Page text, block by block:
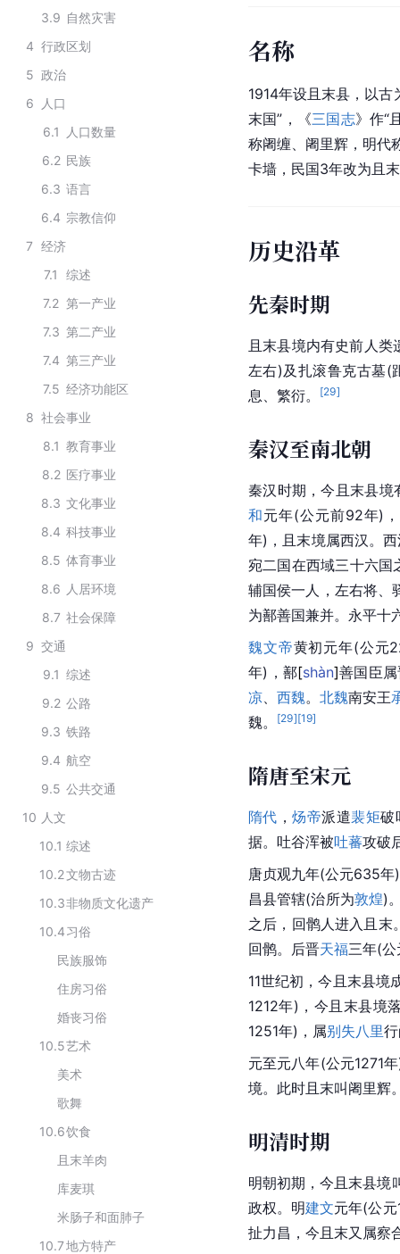
3.9 自然灾害
4 行政区划
5 政治
6
人口
6.1
人口数量
6.2 民族
6.3 语言
6.4 宗教信仰
7 经济
7.1
综述
7.2 第一产业
7.3 第二产业
7.4 第三产业
7.5 经济功能区
8 社会事业
8.1 教育事业
8.2 医疗事业
8.3 文化事业
8.4 科技事业
8.5 体育事业
8.6 人居环境
8.7 社会保障
9 交通
9.1 综述
9.2 公路
9.3 铁路
9.4 航空
9.5 公共交通
10 人文
10.1 综述
10.2文物古迹
10.3非物质文化遗产
10.4习俗
民族服饰
住房习俗
婚丧习俗
10.5艺术
美术
歌舞
10.6饮食
且末羊肉
库麦琪
米肠子和面肺子
10.7地方特产
名称
1914年设且末县，以
末国”，《三国志》作“
称阇缠、阇里辉，明代
卡墙，民国3年改为且
历史沿革
先秦时期
且末县境内有史前人类
左右)及扎滚鲁克古墓(
息、繁衍。
[29]
秦汉至南北朝
秦汉 时期，今且末县
和元年(公元前92年)
年)，且末境属西汉。
宛二国在西域三十六国
辅国侯一人，左右将、
为鄯善国兼并。永平十
魏文帝黄初元年(公元
年)， 鄯[shàn]善国臣
凉
西魏。 北魏南安王
魏。
[29][19]
隋唐至宋元
隋代 ，炀帝派遣裴矩破
据。吐谷浑被吐蕃攻破
唐贞观九年(公元635年
昌县管辖(治所为敦煌)
之后，回鹘人进入且末
回鹘。 后晋天福三年(
11世纪初，今且末县境
1212年)，今且末县境
1251年)，属别失八里
元至元八年(公元1271
境。此时且末叫阇里辉
明清时期
明朝初期，今且末县境
政权。明建文元年(公
扯力昌，今且末又属察